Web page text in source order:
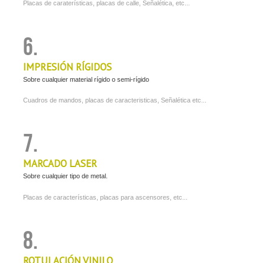
Placas de caraterísticas, placas de calle, Señalética, etc...
6.
IMPRESIÓN RÍGIDOS
Sobre cualquier material rígido o semi-rígido
Cuadros de mandos, placas de caracteristicas, Señalética etc...
7.
MARCADO LASER
Sobre cualquier tipo de metal.
Placas de características, placas para ascensores, etc...
8.